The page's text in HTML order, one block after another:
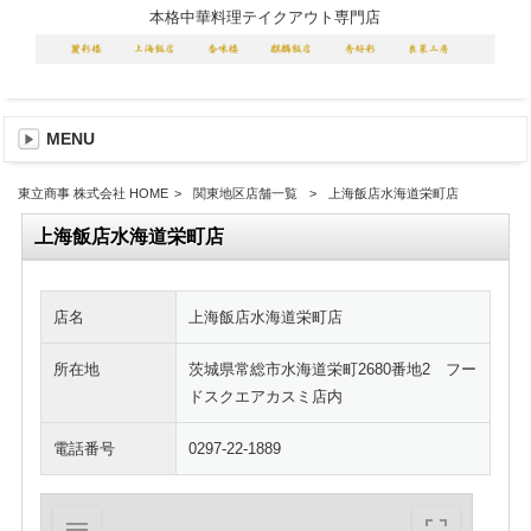
本格中華料理テイクアウト専門店
MENU
東立商事 株式会社 HOME > 関東地区店舗一覧 > 上海飯店水海道栄町店
上海飯店水海道栄町店
店名 上海飯店水海道栄町店
所在地
茨城県常総市水海道栄町2680番地2 フー
ドスクエアカスミ店内
電話番号 0297-22-1889